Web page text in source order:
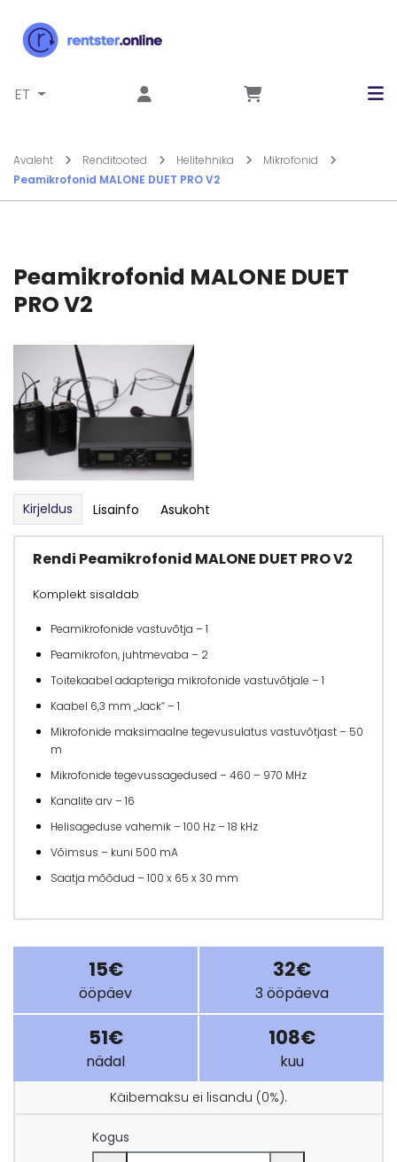
ET
Avaleht Renditooted Helitehnika
Mikrofonid
Peamikrofonid MALONE DUET PRO V2
Peamikrofonid MALONE DUET
PRO V2
Kirjeldus Lisainfo Asukoht
Rendi Peamikrofonid MALONE DUET PRO V2
Komplekt sisaldab
Peamikrofonide vastuvõtja – 1
Peamikrofon, juhtmevaba – 2
Toitekaabel adapteriga mikrofonide vastuvõtjale – 1
Kaabel 6,3 mm „Jack“ – 1
Mikrofonide maksimaalne tegevusulatus vastuvõtjast – 50
m
Mikrofonide tegevussagedused – 460 – 970 MHz
Kanalite arv – 16
Helisageduse vahemik – 100 Hz – 18 kHz
Võimsus – kuni 500 mA
Saatja mõõdud – 100 x 65 x 30 mm
15€
ööpäev
32€
3 ööpäeva
51€
nädal
108€
kuu
Käibemaksu ei lisandu (0%).
Kogus